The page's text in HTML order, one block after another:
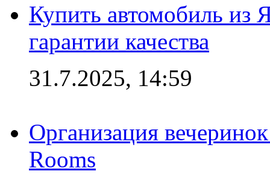
Купить автомобиль из
гарантии качества
31.7.2025, 14:59
Организация
Rooms